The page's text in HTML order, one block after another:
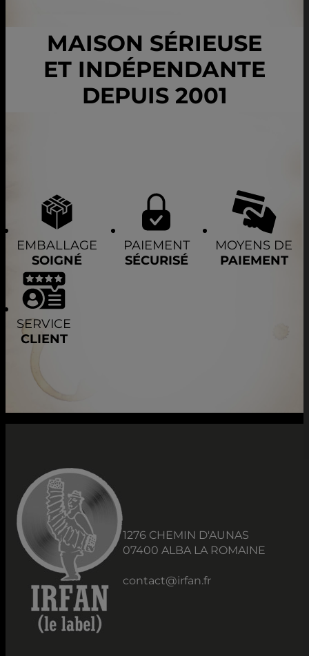
MAISON SÉRIEUSE
ET INDÉPENDANTE
DEPUIS 2001
EMBALLAGE
SOIGNÉ
PAIEMENT
SÉCURISÉ
MOYENS DE
PAIEMENT
SERVICE
CLIENT
1276 CHEMIN D'AUNAS
07400 ALBA LA ROMAINE
contact@irfan.fr